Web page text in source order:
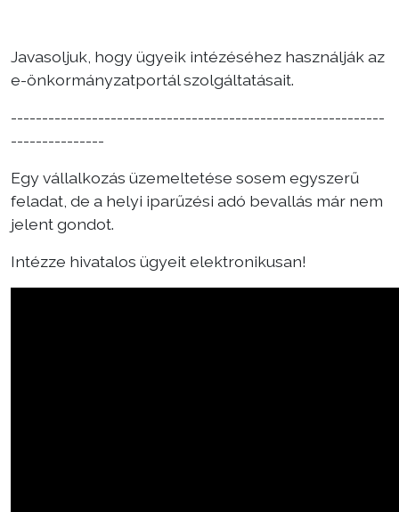
Javasoljuk, hogy ügyeik intézéséhez használják az
e-önkormányzatportál szolgáltatásait.
------------------------------------------------------------
---------------
Egy vállalkozás üzemeltetése sosem egyszerű
feladat, de a helyi iparűzési adó bevallás már nem
jelent gondot.
Intézze hivatalos ügyeit elektronikusan!